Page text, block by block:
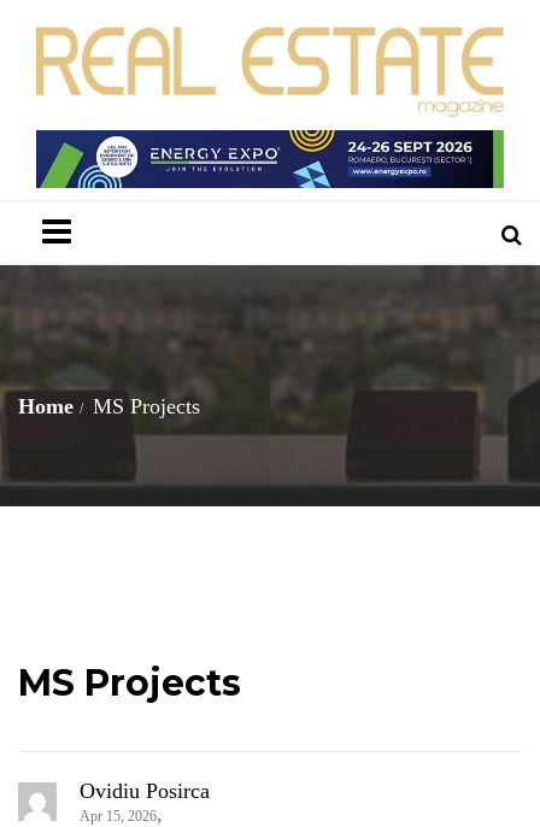
Home MS Projects
MS Projects
Ovidiu Posirca
Apr 15, 2026,